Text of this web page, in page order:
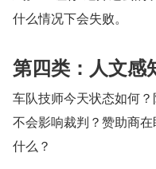
什么情况下会失败。
第四类：人文感
车队技师今天状态如何
不会影响裁判？赞助商
什么？